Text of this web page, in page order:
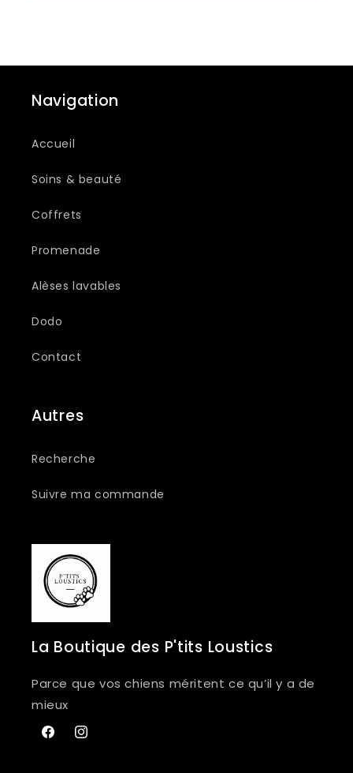
Navigation
Accueil
Soins & beauté
Coffrets
Promenade
Alèses lavables
Dodo
Contact
Autres
Recherche
Suivre ma commande
La Boutique des P'tits Loustics
Parce que vos chiens méritent ce qu’il y a de
mieux
FacebookInstagram